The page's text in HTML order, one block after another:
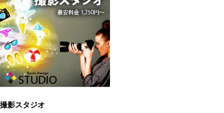
撮影スタジオ